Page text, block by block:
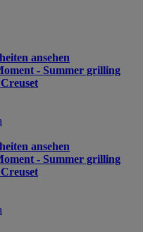
ansehen
- Summer grilling
ansehen
- Summer grilling